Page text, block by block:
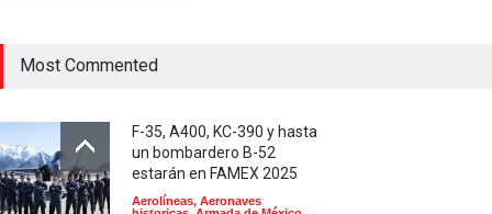
Most Commented
F-35, A400, KC-390 y hasta
un bombardero B-52
estarán en FAMEX 2025
Aerolíneas, Aeronaves